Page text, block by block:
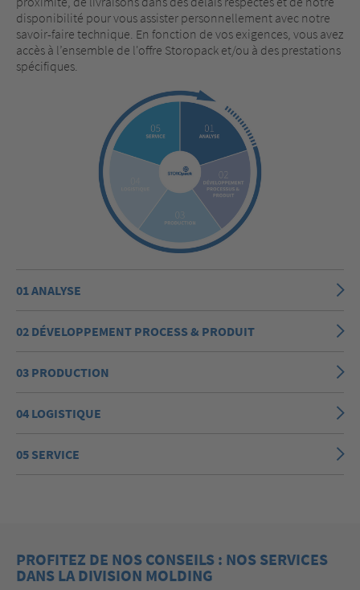
disponibilité pour vous assister personnellement avec notre
savoir-faire technique. En fonction de vos exigences, vous avez
accès à l’ensemble de l'offre Storopack et/ou à des prestations
spécifiques.
01 ANALYSE
02 DÉVELOPPEMENT PROCESS & PRODUIT
03 PRODUCTION
04 LOGISTIQUE
05 SERVICE
PROFITEZ DE NOS CONSEILS : NOS SERVICES
DANS LA DIVISION MOLDING